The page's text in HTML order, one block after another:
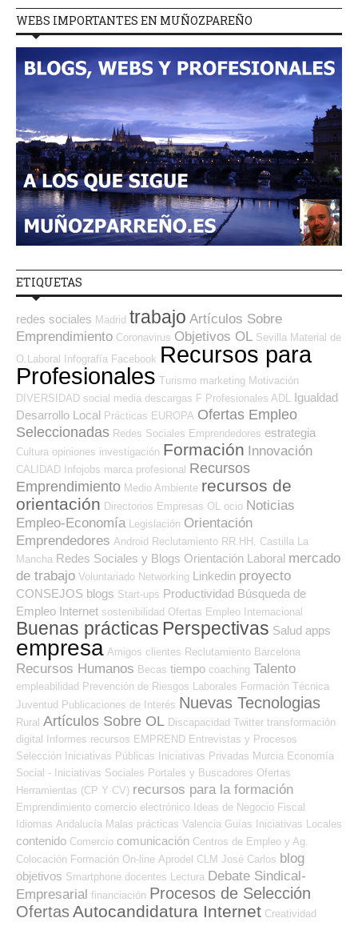
WEBS IMPORTANTES EN MUÑOZPAREÑO
ETIQUETAS
redes sociales Madrid trabajo Artículos Sobre
Emprendimiento Coronavirus Objetivos OL Sevilla Material de
O.Laboral
Infografía Facebook Recursos para
Profesionales Turismo marketing Motivación
DIVERSIDAD social media descargas F Profesionales ADL Igualdad
Desarrollo Local Prácticas EUROPA Ofertas Empleo
Seleccionadas Redes Sociales Emprendedores estrategia
Cultura opiniones investigación Formación Innovación
CALIDAD Infojobs marca profesional Recursos
Emprendimiento Medio Ambiente recursos de
orientación Directorios Empresas OL ocio Noticias
Empleo-Economía Legislación Orientación
Emprendedores Android Reclutamiento RR.HH. Castilla La
Mancha Redes Sociales y Blogs Orientación Laboral mercado
de trabajo Voluntariado Networking Linkedin proyecto
CONSEJOS blogs Start-ups Productividad Búsqueda de
Empleo Internet sostenibilidad Ofertas Empleo Internacional
Buenas prácticas Perspectivas Salud apps
empresa Amigos clientes Reclutamiento Barcelona
Recursos Humanos Becas tiempo coaching Talento
empleabilidad Prevención de Riesgos Laborales Formación Técnica
Juventud Publicaciones de Interés Nuevas Tecnologias
Rural Artículos Sobre OL Discapacidad Twitter transformación
digital
Informes recursos EMPREND Entrevistas y Procesos
Selección
Iniciativas Públicas Iniciativas Privadas Murcia Economía
Social - Iniciativas Sociales Portales y Buscadores Ofertas
Herramientas (CP Y CV) recursos para la formación
Emprendimiento comercio electrónico Ideas de Negocio Fiscal
Idiomas Andalucía Malas prácticas Valencia Guías Iniciativas Locales
contenido Comercio comunicación Centros de Empleo y Ag.
Colocación Formación On-line Aprodel CLM José Carlos blog
objetivos Smartphone docentes Lectura Debate Sindical-
Empresarial financiación Procesos de Selección
OfertasAutocandidatura Internet Creatividad